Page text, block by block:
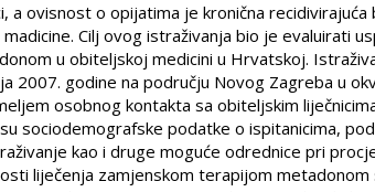
a ovisnost o opijatima je kronična
Cilj ovog istraživanja bio je evaluirati
u obiteljskoj medicini u Hrvatskoj.
2007. godine na području Novog Zagreba u
osobnog kontakta sa obiteljskim
sociodemografske podatke o ispitanicima,
kao i druge moguće odrednice pri
liječenja zamjenskom terapijom metadonom